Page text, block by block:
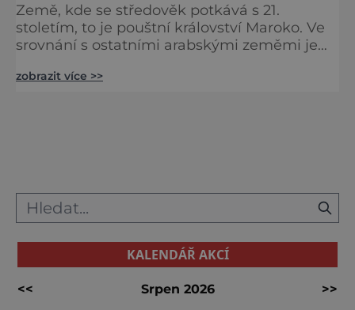
Země, kde se středověk potkává s 21.
stoletím, to je pouštní království Maroko. Ve
srovnání s ostatními arabskými zeměmi je
veškeré vymoženosti. A navíc veselé,
zobrazit více >>
KALENDÁŘ AKCÍ
<< Srpen 2026
>>